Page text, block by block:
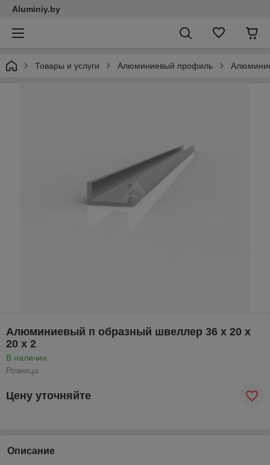
Aluminiy.by
Товары и услуги Алюминиевый профиль
Алюминиевый п образный швеллер 36 x 20 x
20 x 2
В наличии
Розница
Цену уточняйте
Описание